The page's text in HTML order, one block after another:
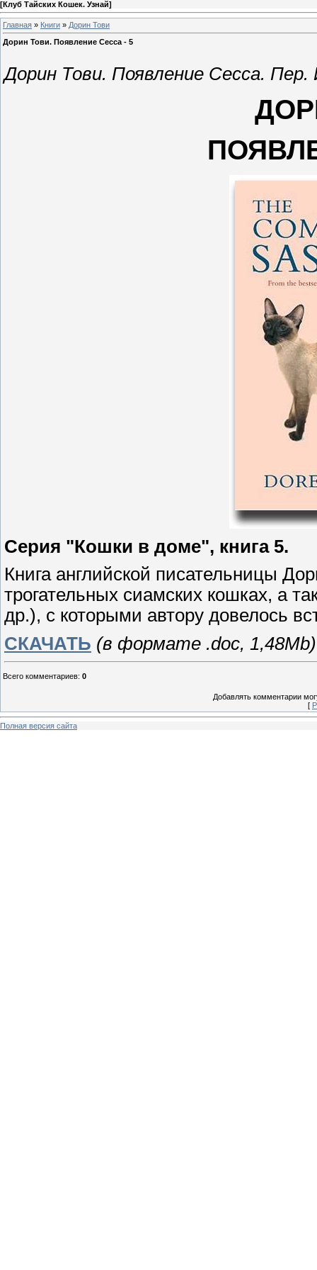
[Клуб Тайских Кошек. Узнай]
Главная » Книги » Дорин Тови
Дорин Тови. Появление Сесса - 5
Дорин Тови. Появление Сесса.
Серия "Кошки в доме", книга 5.
Книга английской писательницы
трогательных сиамских кошках, а
др.), с которыми автору довелось
СКАЧАТЬ (в формате .doc, 1,48Mb)
Всего комментариев: 0
Добавлять комментарии
[
Полная версия сайта